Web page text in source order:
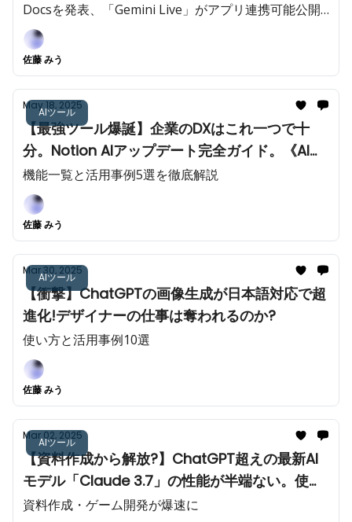
Docsを発表、「Gemini Live」がアプリ連携可能公開
など今週も重大AIニュースが多数!!️
佐藤 みう
AIツール
May 18, 2025
【最強ツール爆誕】企業のDXはこれ一つで十
分。Notion AIアップデート完全ガイド。《AI機
能一覧と活用事例5選を徹底解説》
機能一覧と活用事例5選を徹底解説
佐藤 みう
AIツール
Mar 30, 2025
【衝撃】ChatGPTの画像生成が日本語対応で超
進化!デザイナーの仕事は奪われるのか?
使い方と活用事例10選
佐藤 みう
AIツール
Mar 02, 2025
【資料作成から解放?】ChatGPT超えの最新AI
モデル「Claude 3.7」の性能が半端ない。使い
方と活用事例5選を徹底解説
資料作成・ゲーム開発が爆速に